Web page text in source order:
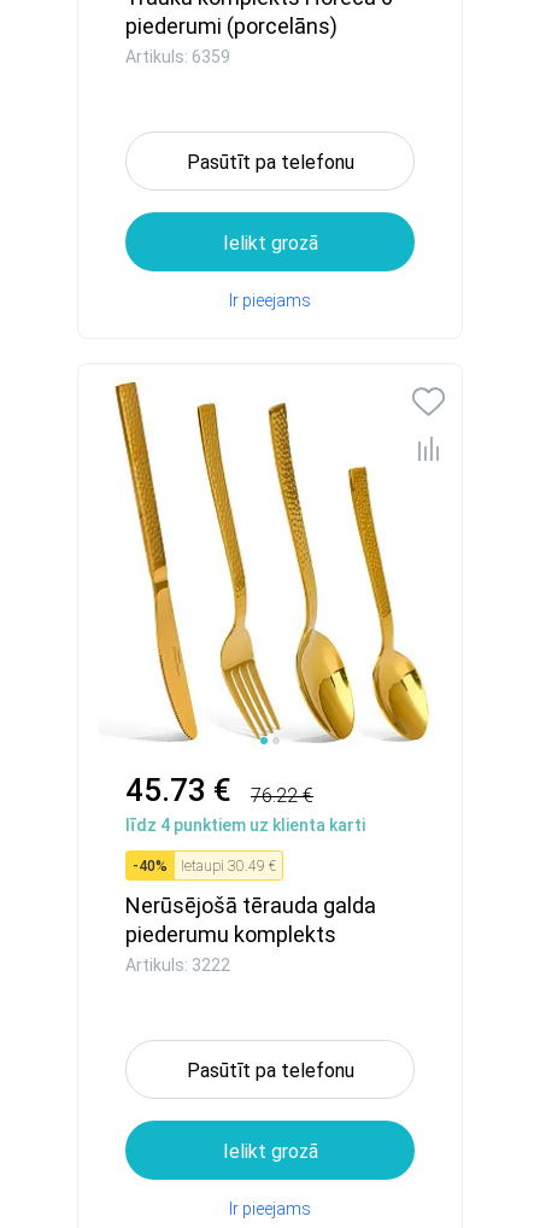
piederumi (porcelāns)
Artikuls: 6359
Pasūtīt pa telefonu
Ielikt grozā
Ir pieejams
45.73 € 76.22 €
līdz 4 punktiem uz klienta karti
-40% Ietaupi 30.49 €
Nerūsējošā tērauda galda
piederumu komplekts
FERNO...
Artikuls: 3222
Pasūtīt pa telefonu
Ielikt grozā
Ir pieejams